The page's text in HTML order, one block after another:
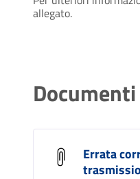
allegato.
Documenti
Errata